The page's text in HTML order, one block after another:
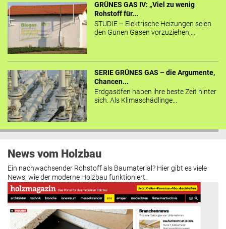
GRÜNES GAS IV: „Viel zu wenig
Rohstoff für...
STUDIE – Elektrische Heizungen seien
den Günen Gasen vorzuziehen,...
SERIE GRÜNES GAS – die Argumente,
Chancen...
Erdgasöfen haben ihre beste Zeit hinter
sich. Als Klimaschädlinge...
News vom Holzbau
Ein nachwachsender Rohstoff als Baumaterial? Hier gibt es viele
News, wie der moderne Holzbau funktioniert.